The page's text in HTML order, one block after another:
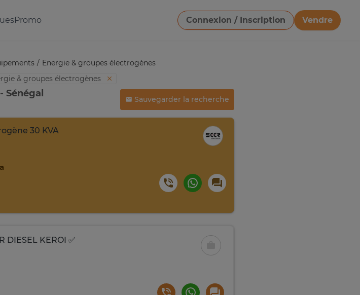
Promo Connexion / Inscription
Vendre
Télécharger une image
Energie & groupes électrogènes
& groupes électrogènes
Sauvegarder la recherche
30 KVA
DIESEL KEROI ✅